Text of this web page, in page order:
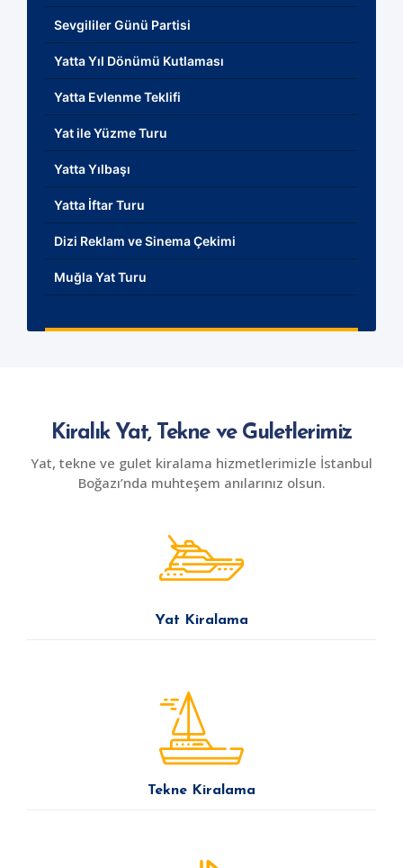
Sevgililer Günü Partisi
Yatta Yıl Dönümü Kutlaması
Yatta Evlenme Teklifi
Yat ile Yüzme Turu
Yatta Yılbaşı
Yatta İftar Turu
Dizi Reklam ve Sinema Çekimi
Muğla Yat Turu
Kiralık Yat, Tekne ve Guletlerimiz
Yat, tekne ve gulet kiralama hizmetlerimizle İstanbul
Boğazı’nda muhteşem anılarınız olsun.
Yat Kiralama
Tekne Kiralama